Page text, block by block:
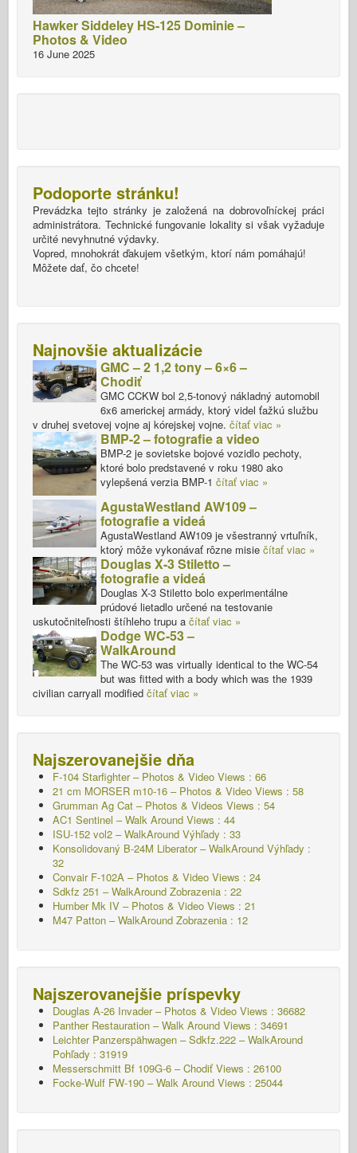
Hawker Siddeley HS-125 Dominie –
Photos & Video
16 June 2025
Podoporte stránku!
Prevádzka tejto stránky je založená na dobrovoľníckej práci
administrátora. Technické fungovanie lokality si však vyžaduje
určité nevyhnutné výdavky.
Vopred, mnohokrát ďakujem všetkým, ktorí nám pomáhajú!
Môžete dať, čo chcete!
Najnovšie aktualizácie
GMC – 2 1,2 tony – 6×6 –
Chodiť
GMC CCKW bol 2,5-tonový nákladný automobil
6x6 americkej armády, ktorý videl ťažkú službu
v druhej svetovej vojne aj kórejskej vojne. čítať viac »
BMP-2 – fotografie a video
BMP-2 je sovietske bojové vozidlo pechoty,
ktoré bolo predstavené v roku 1980 ako
vylepšená verzia BMP-1 čítať viac »
AgustaWestland AW109 –
fotografie a videá
AgustaWestland AW109 je všestranný vrtuľník,
ktorý môže vykonávať rôzne misie čítať viac »
Douglas X-3 Stiletto –
fotografie a videá
Douglas X-3 Stiletto bolo experimentálne
prúdové lietadlo určené na testovanie
uskutočniteľnosti štíhleho trupu a čítať viac »
Dodge WC-53 –
WalkAround
The WC-53 was virtually identical to the WC-54
but was fitted with a body which was the 1939
civilian carryall modified čítať viac »
Najszerovanejšie dňa
F-104 Starfighter – Photos & Video Views : 66
21 cm MORSER m10-16 – Photos & Video Views : 58
Grumman Ag Cat – Photos & Videos Views : 54
AC1 Sentinel – Walk Around Views : 44
ISU-152 vol2 – WalkAround Výhľady : 33
Konsolidovaný B-24M Liberator – WalkAround Výhľady :
32
Convair F-102A – Photos & Video Views : 24
Sdkfz 251 – WalkAround Zobrazenia : 22
Humber Mk IV – Photos & Video Views : 21
M47 Patton – WalkAround Zobrazenia : 12
Najszerovanejšie príspevky
Douglas A-26 Invader – Photos & Video Views : 36682
Panther Restauration – Walk Around Views : 34691
Leichter Panzerspähwagen – Sdkfz.222 – WalkAround
Pohľady : 31919
Messerschmitt Bf 109G-6 – Chodiť Views : 26100
Focke-Wulf FW-190 – Walk Around Views : 25044